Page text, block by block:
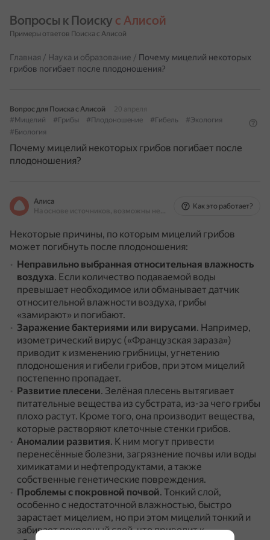
Вопросы к Поиску с Алисой
Примеры ответов Поиска с Алисой
Главная / Наука и образование / Почему мицелий некоторых
грибов погибает после плодоношения?
Вопрос для Поиска с Алисой
20 апреля
#Мицелий
#Грибы #Плодоношение #Гибель
#Экология
#Биология
Почему мицелий некоторых грибов погибает после
плодоношения?
Алиса
На основе источников, возможны неточности
Как это работает?
Некоторые причины, по которым мицелий грибов
может погибнуть после плодоношения:
Неправильно выбранная относительная влажность
воздуха. Если количество подаваемой воды
превышает необходимое или обманывает датчик
относительной влажности воздуха, грибы
«замирают» и погибают.
Заражение бактериями или вирусами. Например,
изометрический вирус («Французская зараза»)
приводит к изменению грибницы, угнетению
плодоношения и гибели грибов, при этом мицелий
постепенно пропадает.
Развитие плесени. Зелёная плесень вытягивает
питательные вещества из субстрата, из-за чего грибы
плохо растут. Кроме того, она производит вещества,
которые растворяют клеточные стенки грибов.
Аномалии развития. К ним могут привести
перенесённые болезни, загрязнение почвы или воды
химикатами и нефтепродуктами, а также
собственные генетические повреждения.
Проблемы с покровной почвой. Тонкий слой,
особенно с недостаточной влажностью, быстро
зарастает мицелием, но при этом мицелий тонкий и
забивает покровный слой, что приводит к